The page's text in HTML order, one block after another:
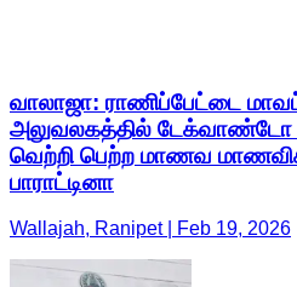
வாலாஜா: ராணிப்பேட்டை
அலுவலகத்தில் டேக்வாண்டோ
வெற்றி பெற்ற மாணவ
பாராட்டினா
Wallajah, Ranipet | Feb 19, 2026